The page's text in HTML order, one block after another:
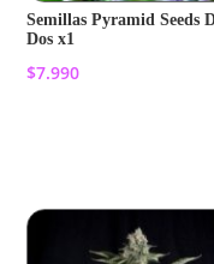
Semillas Pyramid Seeds
Dos x1
$7.990